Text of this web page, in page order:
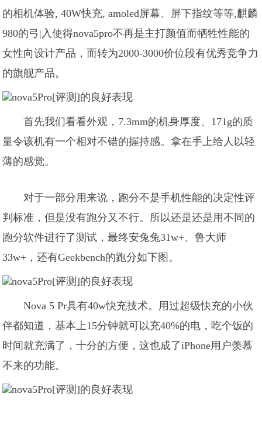
的相机体验, 40W快充, amoled屏幕、屏下指纹等等,麒麟
980的弓|入使得nova5pro不再是主打颜值而牺牲性能的
女性向设计产品，而转为2000-3000价位段有优秀竞争力
的旗舰产品。
首先我们看看外观，7.3mm的机身厚度、171g的质
量令该机有一个相对不错的握持感。拿在手上给人以轻
薄的感觉。
对于一部分用来说，跑分不是手机性能的决定性评
判标准，但是没有跑分又不行。所以还是还是用不同的
跑分软件进行了测试，最终安兔兔31w+、鲁大师
33w+，还有Geekbench的跑分如下图。
Nova 5 Pr具有40w快充技术。用过超级快充的小伙
伴都知道，基本上15分钟就可以充40%的电，吃个饭的
时间就充满了，十分的方便，这也成了iPhone用户羡慕
不来的功能。